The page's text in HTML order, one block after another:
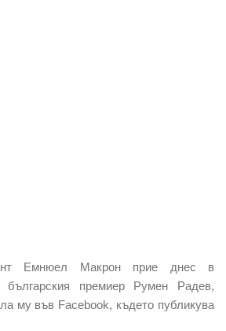
Емнюел Макрон прие днес в
премиерРумен Радев,
му във Facebook, където публикува